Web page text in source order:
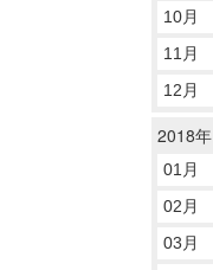
10月
11月
12月
2018年
01月
02月
03月